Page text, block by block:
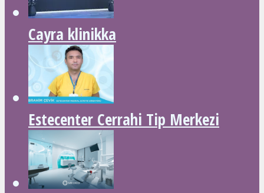
Cayra klinikka
Estecenter Cerrahi Tip Merkezi